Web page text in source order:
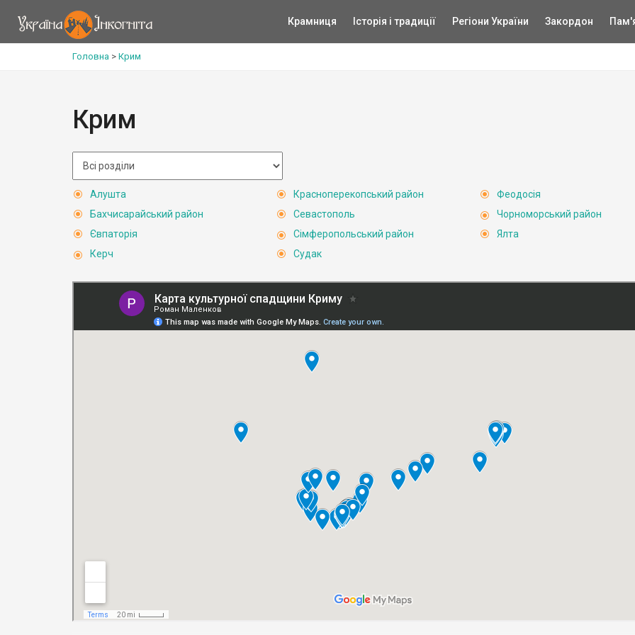
Крамниця Історія і традиції Регіони України Закордон
Головна > Крим
Крим
Алушта
Бахчисарайський район
Євпаторія
Керч
Красноперекопський район
Севастополь
Сімферопольський район
Судак
Феодосія
Чорноморський район
Ялта